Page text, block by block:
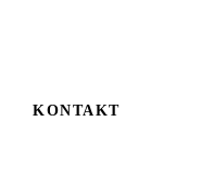
KONTAKT